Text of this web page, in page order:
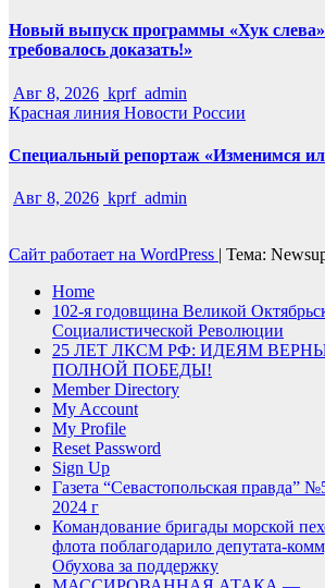
Новый выпуск программы «Хук
требовалось доказать!»
Авг 8, 2026 kprf_admin
Красная линия Новости России
Специальный репортаж «Изменимся
Авг 8, 2026 kprf_admin
Сайт работает на WordPress | Тема:
Home
102-я годовщина Великой
Социалистической Революции
25 ЛЕТ ЛКСМ РФ: ИДЕЯМ
ПОЛНОЙ ПОБЕДЫ!
Member Directory
My Account
My Profile
Reset Password
Sign Up
Газета “Севастопольская правда”
2024 г
Командование бригады морской
флота поблагодарило депутата-
Обухова за поддержку